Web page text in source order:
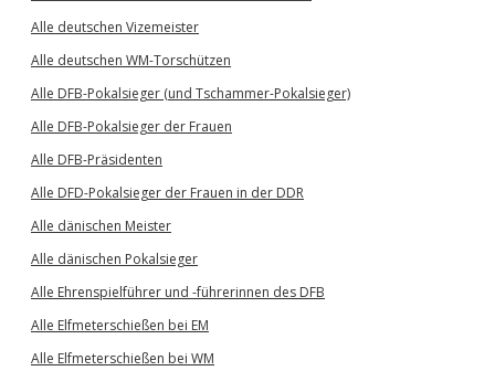
Alle deutschen Vizemeister
Alle deutschen WM-Torschützen
Alle DFB-Pokalsieger (und Tschammer-Pokalsieger)
Alle DFB-Pokalsieger der Frauen
Alle DFB-Präsidenten
Alle DFD-Pokalsieger der Frauen in der DDR
Alle dänischen Meister
Alle dänischen Pokalsieger
Alle Ehrenspielführer und -führerinnen des DFB
Alle Elfmeterschießen bei EM
Alle Elfmeterschießen bei WM